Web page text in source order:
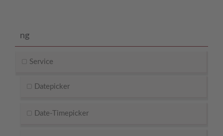
ng
Service
Datepicker
Date-Timepicker